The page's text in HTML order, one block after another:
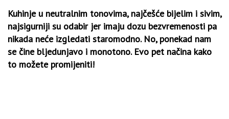
Kuhinje u neutralnim tonovima, najčešće bijelim i sivim,
najsigurniji su odabir jer imaju dozu bezvremenosti pa
nikada neće izgledati staromodno. No, ponekad nam
se čine bljedunjavo i monotono. Evo pet načina kako
to možete promijeniti!